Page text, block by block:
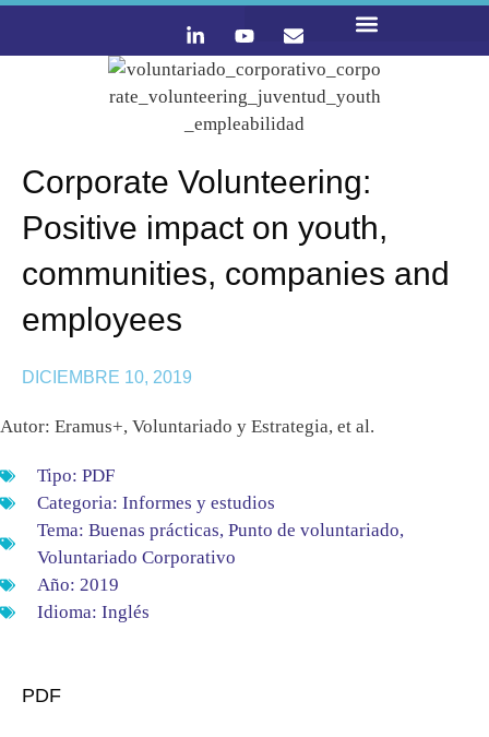
Corporate Volunteering:
Positive impact on youth,
communities, companies and
employees
DICIEMBRE 10, 2019
Autor: Eramus+, Voluntariado y Estrategia, et al.
Tipo: PDF
Categoria: Informes y estudios
Tema: Buenas prácticas, Punto de voluntariado,
Voluntariado Corporativo
Año: 2019
Idioma: Inglés
PDF